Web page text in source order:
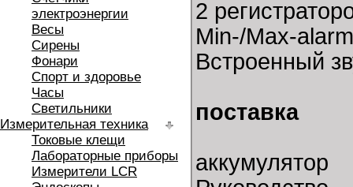
электроэнергии
Весы
Сирены
Фонари
Спорт и здоровье
Часы
Светильники
Измерительная техника
Токовые клещи
Лабораторные приборы
Измерители LCR
2
Min-/Max-
Встроенный
поставка
аккумулятор